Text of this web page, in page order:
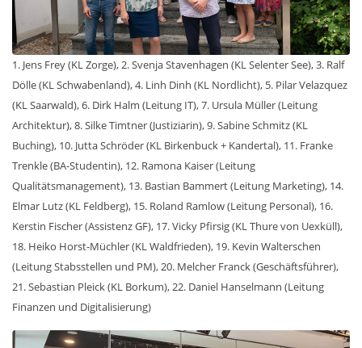
1. Jens Frey (KL Zorge), 2. Svenja Stavenhagen (KL Selenter See), 3. Ralf
Dölle (KL Schwabenland), 4. Linh Dinh (KL Nordlicht), 5. Pilar Velazquez
(KL Saarwald), 6. Dirk Halm (Leitung IT), 7. Ursula Müller (Leitung
Architektur), 8. Silke Timtner (Justiziarin), 9. Sabine Schmitz (KL
Buching), 10. Jutta Schröder (KL Birkenbuck + Kandertal), 11. Franke
Trenkle (BA-Studentin), 12. Ramona Kaiser (Leitung
Qualitätsmanagement), 13. Bastian Bammert (Leitung Marketing), 14.
Elmar Lutz (KL Feldberg), 15. Roland Ramlow (Leitung Personal), 16.
Kerstin Fischer (Assistenz GF), 17. Vicky Pfirsig (KL Thure von Uexküll),
18. Heiko Horst-Müchler (KL Waldfrieden), 19. Kevin Walterschen
(Leitung Stabsstellen und PM), 20. Melcher Franck (Geschäftsführer),
21. Sebastian Pleick (KL Borkum), 22. Daniel Hanselmann (Leitung
Finanzen und Digitalisierung)